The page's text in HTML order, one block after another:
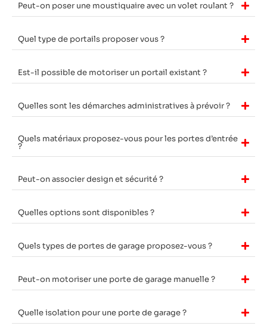
Peut-on poser une moustiquaire avec un volet roulant ?
Quel type de portails proposer vous ?
Est-il possible de motoriser un portail existant ?
Quelles sont les démarches administratives à prévoir ?
Quels matériaux proposez-vous pour les portes d’entrée
?
Peut-on associer design et sécurité ?
Quelles options sont disponibles ?
Quels types de portes de garage proposez-vous ?
Peut-on motoriser une porte de garage manuelle ?
Quelle isolation pour une porte de garage ?